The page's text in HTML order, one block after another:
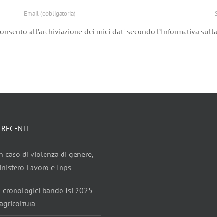
all’archiviazione dei miei dati secondo l’Informativa
caso di violenza di genere,
Lavoro e Inps
cronologici bando Isi 2025